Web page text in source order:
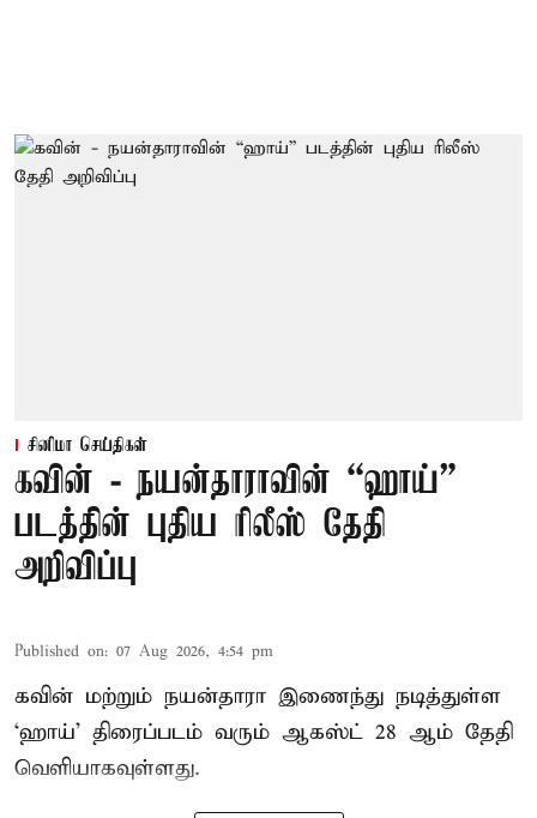
சினிமா செய்திகள்
கவின் - நயன்தாராவின் “ஹாய்”
படத்தின் புதிய ரிலீஸ் தேதி
அறிவிப்பு
Published on: 07 Aug 2026, 4:54 pm
கவின் மற்றும் நயன்தாரா இணைந்து நடித்துள்ள
‘ஹாய்’ திரைப்படம் வரும் ஆகஸ்ட் 28 ஆம் தேதி
வெளியாகவுள்ளது.